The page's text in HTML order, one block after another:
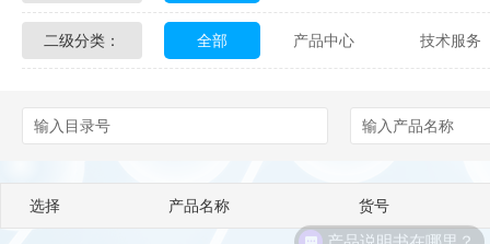
Echelon Biosciences Verichem
Biotez Berlin Diametra
化学及生物化学试剂 材料学试剂
二级分类： 全部 产品中心 技术服务
选择 产品名称 货号
产品说明书在哪里？